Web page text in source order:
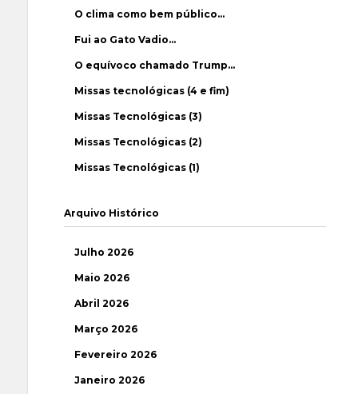
O clima como bem público…
Fui ao Gato Vadio…
O equívoco chamado Trump…
Missas tecnológicas (4 e fim)
Missas Tecnológicas (3)
Missas Tecnológicas (2)
Missas Tecnológicas (1)
Arquivo Histórico
Julho 2026
Maio 2026
Abril 2026
Março 2026
Fevereiro 2026
Janeiro 2026